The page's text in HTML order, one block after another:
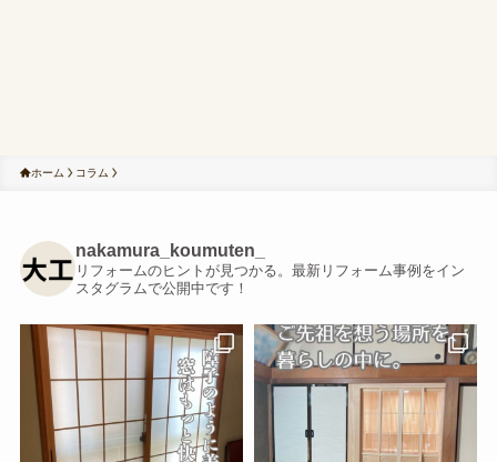
ホーム コラム
nakamura_koumuten_
リフォームのヒントが見つかる。最新リフォーム事例をイン
スタグラムで公開中です！